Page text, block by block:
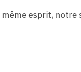
esprit, notre